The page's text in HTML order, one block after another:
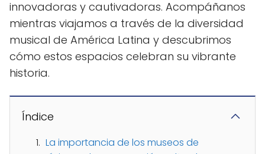
innovadoras y cautivadoras. Acompáñanos
mientras viajamos a través de la diversidad
musical de América Latina y descubrimos
cómo estos espacios celebran su vibrante
historia.
Índice
La importancia de los museos de